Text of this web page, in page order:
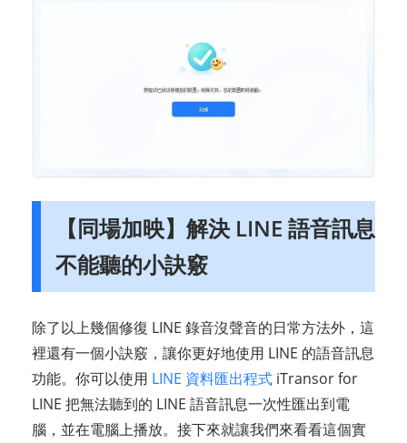
【同場加映】解決 LINE 語音訊息
不能聽的小訣竅
除了以上幾個修復 LINE 錄音沒聲音的日常方法外，這
裡還有一個小訣竅，讓你更好地使用 LINE 的語音訊息
功能。你可以使用 LINE 資料匯出程式 iTransor for
LINE 把無法聽到的 LINE 語音訊息一次性匯出到電
腦，並在電腦上播放。接下來就讓我們來看看這個實